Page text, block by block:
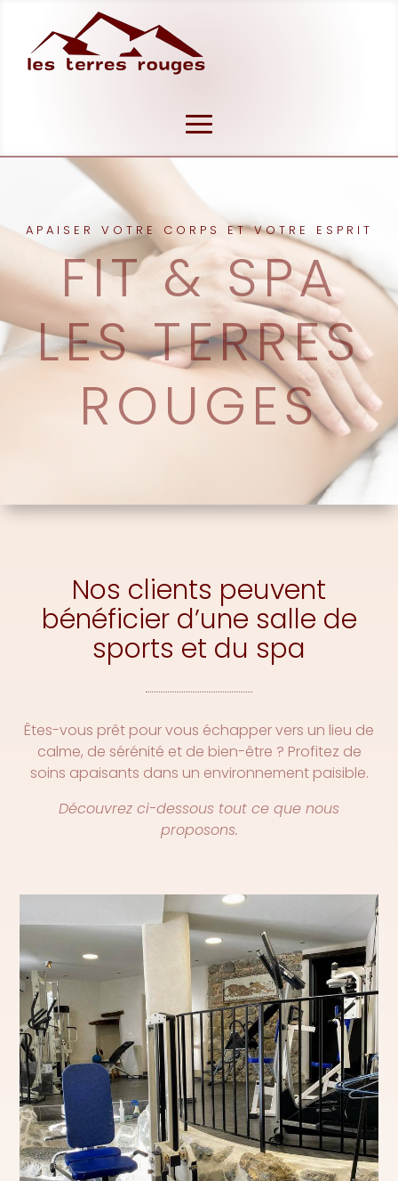
APAISER VOTRE CORPS ET VOTRE ESPRIT
FIT & SPA
LES TERRES
ROUGES
Nos clients peuvent
bénéficier d’une salle de
sports et du spa
Êtes-vous prêt pour vous échapper vers un lieu de
calme, de sérénité et de bien-être ? Profitez de
soins apaisants dans un environnement paisible.
Découvrez ci-dessous tout ce que nous
proposons.